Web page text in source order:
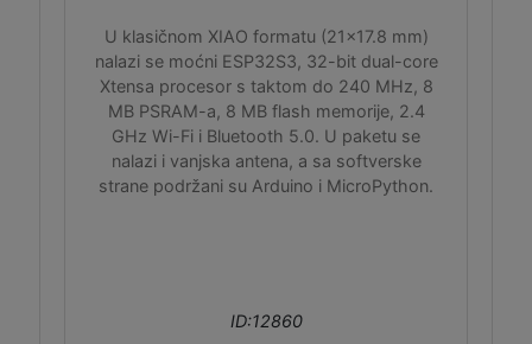
U klasičnom XIAO formatu (21x17.8 mm)
nalazi se moćni ESP32S3, 32-bit dual-core
Xtensa procesor s taktom do 240 MHz, 8
MB PSRAM-a, 8 MB flash memorije, 2.4
GHz Wi-Fi i Bluetooth 5.0. U paketu se
nalazi i vanjska antena, a sa softverske
strane podržani su Arduino i MicroPython.
ID:12860